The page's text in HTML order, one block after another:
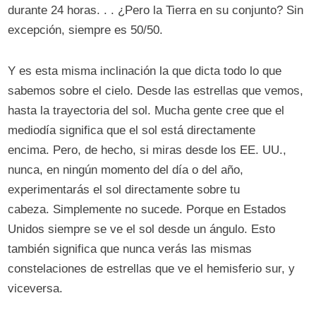
durante 24 horas. . . ¿Pero la Tierra en su conjunto? Sin
excepción, siempre es 50/50.
Y es esta misma inclinación la que dicta todo lo que
sabemos sobre el cielo. Desde las estrellas que vemos,
hasta la trayectoria del sol. Mucha gente cree que el
mediodía significa que el sol está directamente
encima. Pero, de hecho, si miras desde los EE. UU.,
nunca, en ningún momento del día o del año,
experimentarás el sol directamente sobre tu
cabeza. Simplemente no sucede. Porque en Estados
Unidos siempre se ve el sol desde un ángulo. Esto
también significa que nunca verás las mismas
constelaciones de estrellas que ve el hemisferio sur, y
viceversa.